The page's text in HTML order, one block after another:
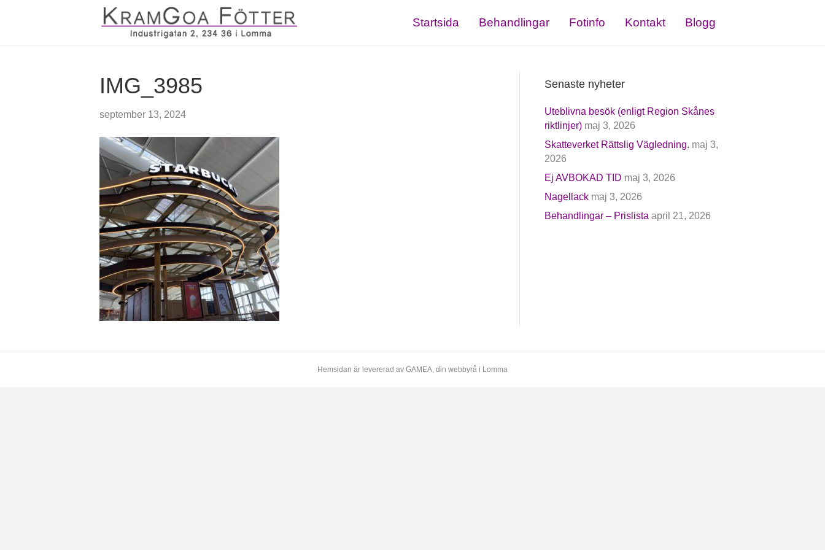
Startsida Behandlingar Fotinfo Kontakt Blogg
IMG_3985
september 13, 2024
Senaste nyheter
Uteblivna besök (enligt Region Skånes
riktlinjer) maj 3, 2026
Skatteverket Rättslig Vägledning. maj 3,
2026
Ej AVBOKAD TID maj 3, 2026
Nagellack maj 3, 2026
Behandlingar – Prislista april 21, 2026
Hemsidan är levererad av GAMEA, din webbyrå i Lomma